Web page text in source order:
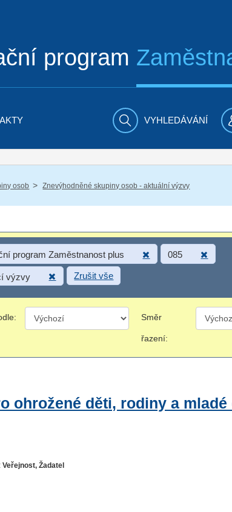
program
VYHLEDÁVÁNÍ
osob / Znevýhodněné skupiny osob - aktuální výzvy
program Zaměstnanost plus 085
výzvy Zrušit vše
Směr
řazení:
ohrožené děti, rodiny a mladé
Veřejnost, Žadatel